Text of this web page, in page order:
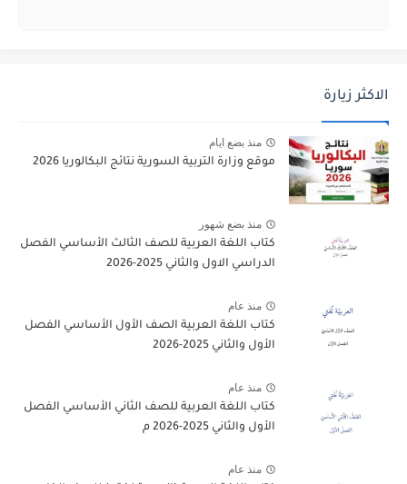
الاكثر زيارة
منذ بضع ايام
موقع وزارة التربية السورية نتائج البكالوريا 2026
منذ بضع شهور
كتاب اللغة العربية للصف الثالث الأساسي الفصل
الدراسي الاول والثاني 2025-2026
منذ عام
كتاب اللغة العربية الصف الأول الأساسي الفصل
الأول والثاني 2025-2026
منذ عام
كتاب اللغة العربية للصف الثاني الأساسي الفصل
الأول والثاني 2025-2026 م
منذ عام